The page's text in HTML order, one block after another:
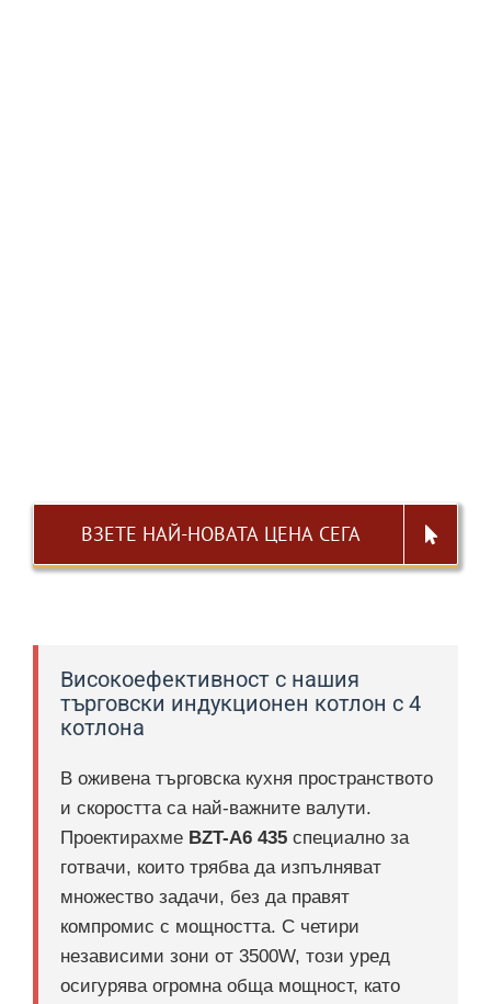
ВЗЕТЕ НАЙ-НОВАТА ЦЕНА СЕГА
Високоефективност с нашия
търговски индукционен котлон с 4
котлона
В оживена търговска кухня пространството
и скоростта са най-важните валути.
Проектирахме BZT-A6 435 специално за
готвачи, които трябва да изпълняват
множество задачи, без да правят
компромис с мощността. С четири
независими зони от 3500W, този уред
осигурява огромна обща мощност, като